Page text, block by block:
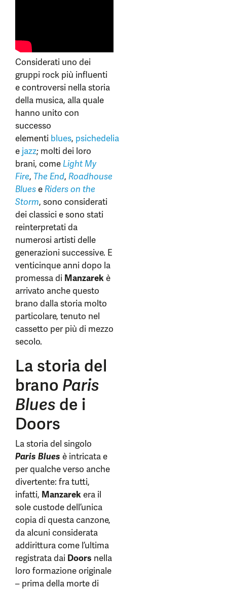
Considerati uno dei
gruppi rock più influenti
e controversi nella storia
della musica, alla quale
hanno unito con
successo
elementi blues, psichedelia
e jazz; molti dei loro
brani, come Light My
Fire, The End, Roadhouse
Bluese Riders on the
Storm, sono considerati
dei classici e sono stati
reinterpretati da
numerosi artisti delle
generazioni successive. E
venticinque anni dopo la
promessa di Manzarekè
arrivato anche questo
brano dalla storia molto
particolare, tenuto nel
cassetto per più di mezzo
secolo.
La storia del
brano Paris
Blues de i
Doors
La storia del singolo
Paris Blues è intricata e
per qualche verso anche
divertente: fra tutti,
infatti, Manzarekera il
sole custode dell’unica
copia di questa canzone,
da alcuni considerata
addirittura come l’ultima
registrata dai Doors nella
loro formazione originale
– prima della morte di